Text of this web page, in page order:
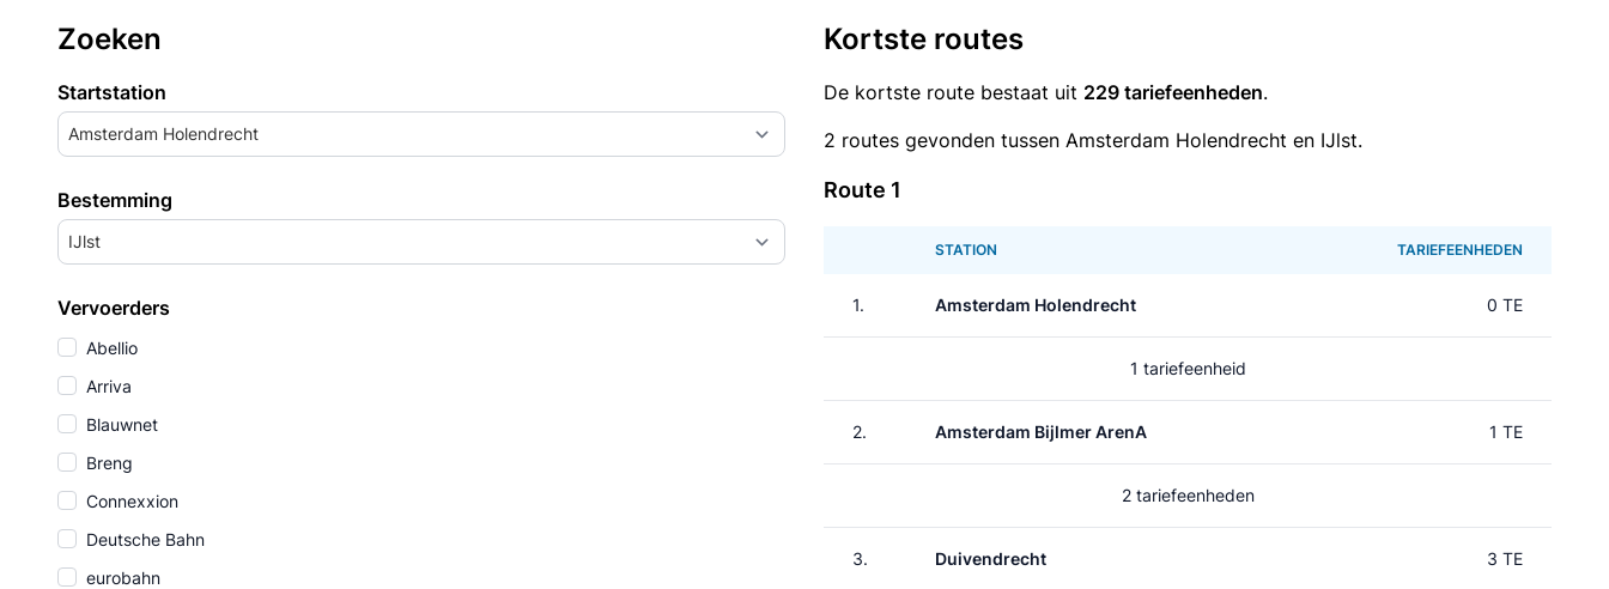
Zoeken
Startstation
Amsterdam Holendrecht
Bestemming
IJlst
Vervoerders
Abellio
Arriva
Blauwnet
Breng
Connexxion
Deutsche Bahn
eurobahn
Kortste routes
De kortste route bestaat uit 229 tariefeenheden.
2 routes gevonden tussen Amsterdam Holendrecht en IJlst.
Route 1
STATION TARIEFEENHEDEN
1. Amsterdam Holendrecht 0 TE
1 tariefeenheid
2. Amsterdam Bijlmer ArenA 1 TE
2 tariefeenheden
3. Duivendrecht 3 TE